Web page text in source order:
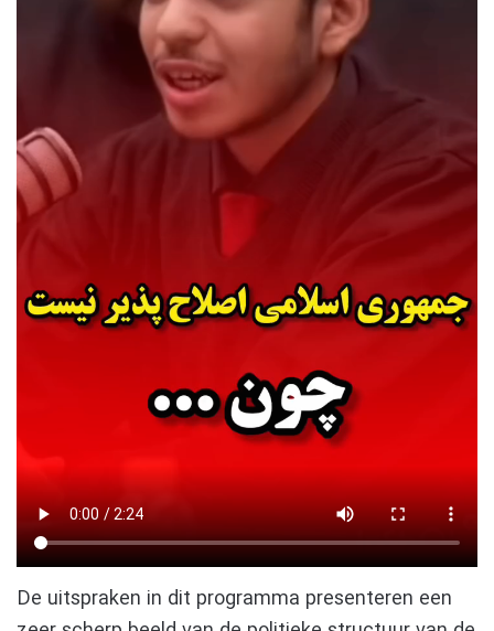
De uitspraken in dit programma presenteren een